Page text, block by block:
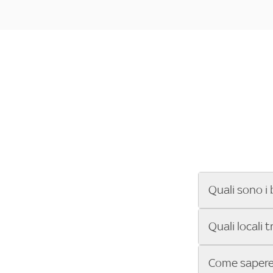
Quali sono i
Se cerchi un
ENILIVE, la
Sky Bar ti
Quali locali
Vuoi sapere
Come